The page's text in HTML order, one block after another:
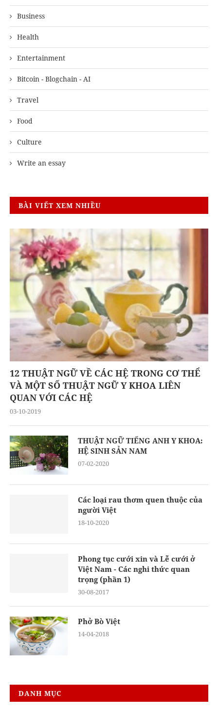
Business
Health
Entertainment
Bitcoin - Blogchain - AI
Travel
Food
Culture
Write an essay
BÀI VIẾT XEM NHIỀU
12 THUẬT NGỮ VỀ CÁC HỆ TRONG CƠ THỂ
VÀ MỘT SỐ THUẬT NGỮ Y KHOA LIÊN
QUAN VỚI CÁC HỆ
03-10-2019
THUẬT NGỮ TIẾNG ANH Y KHOA:
HỆ SINH SẢN NAM
07-02-2020
Các loại rau thơm quen thuộc của
người Việt
18-10-2020
Phong tục cưới xin và Lễ cưới ở
Việt Nam - Các nghi thức quan
trọng (phần 1)
30-08-2017
Phở Bò Việt
14-04-2018
DANH MỤC